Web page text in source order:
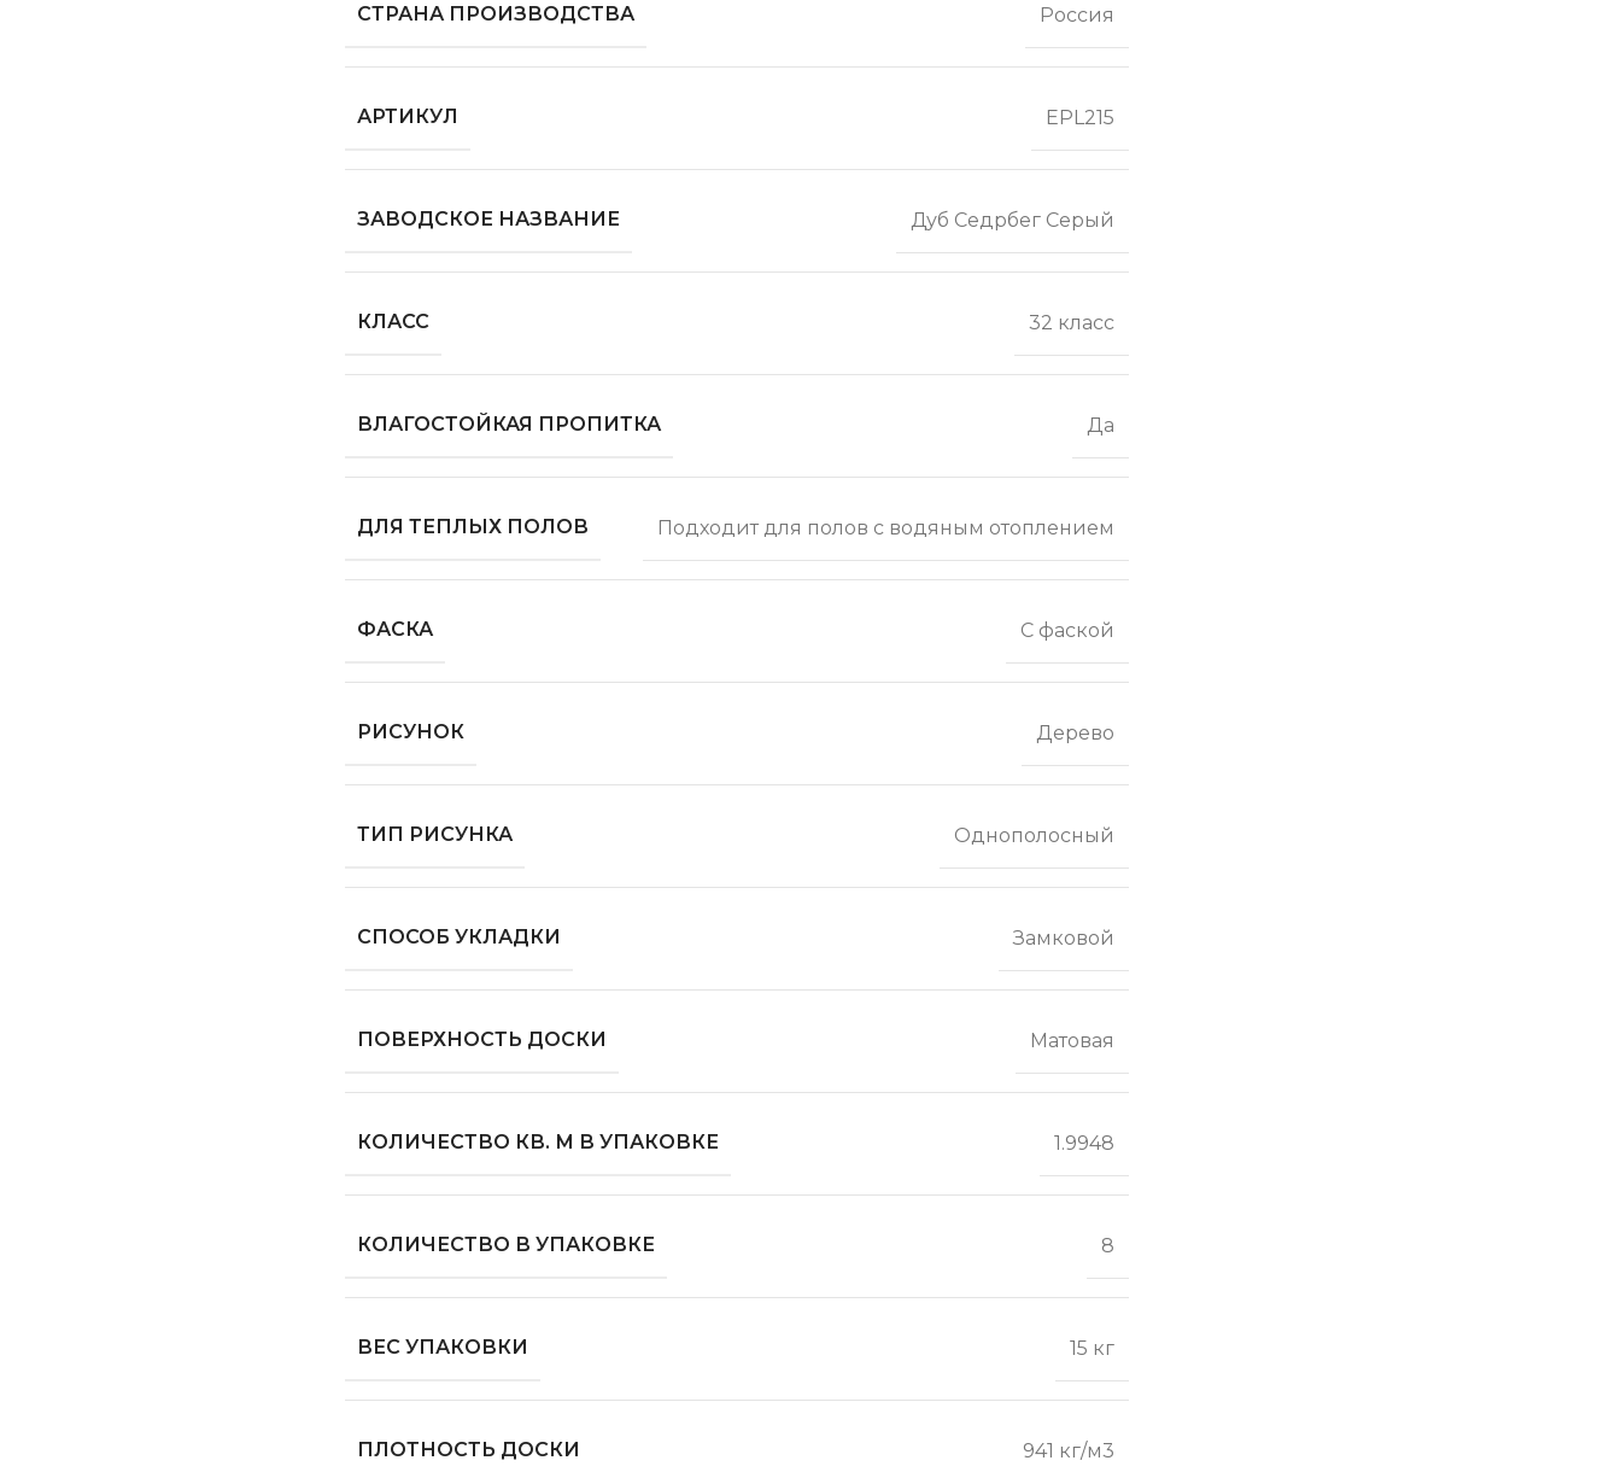
СТРАНА ПРОИЗВОДСТВА Россия
АРТИКУЛ EPL215
ЗАВОДСКОЕ НАЗВАНИЕ Дуб Седрбег Серый
КЛАСС 32 класс
ВЛАГОСТОЙКАЯ ПРОПИТКА Да
ДЛЯ ТЕПЛЫХ ПОЛОВ Подходит для полов с водяным отоплением
ФАСКА С фаской
РИСУНОК Дерево
ТИП РИСУНКА Однополосный
СПОСОБ УКЛАДКИ Замковой
ПОВЕРХНОСТЬ ДОСКИ Матовая
КОЛИЧЕСТВО КВ. М В УПАКОВКЕ 1.9948
КОЛИЧЕСТВО В УПАКОВКЕ 8
ВЕС УПАКОВКИ 15 кг
ПЛОТНОСТЬ ДОСКИ 941 кг/м3